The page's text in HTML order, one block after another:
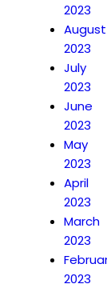
2023
August
2023
July
2023
June
2023
May
2023
April
2023
March
2023
2023